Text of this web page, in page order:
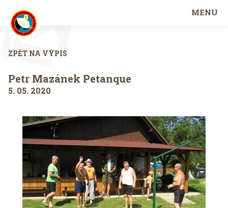
MENU
ZPĚT NA VÝPIS
Petr Mazánek Petanque
5. 05. 2020